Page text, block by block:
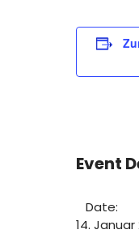
Event
Date:
14. Januar